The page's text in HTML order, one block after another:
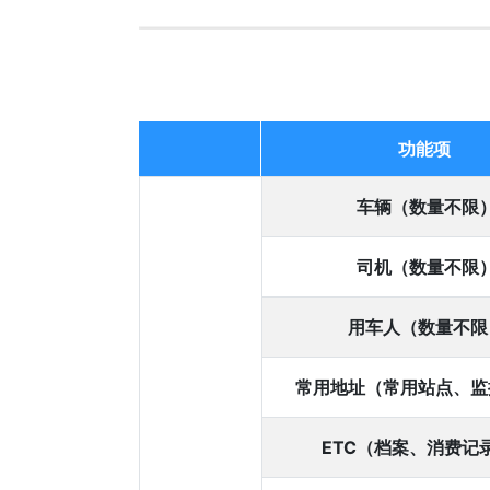
功能项
功能项
车辆（数量不限
司机（数量不限
用车人（数量不
常用地址（常用站点、
ETC（档案、消费记